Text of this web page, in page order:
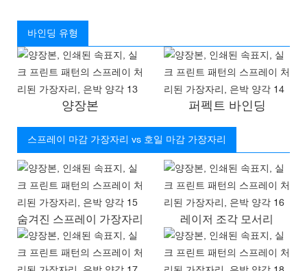
바인딩 유형
양장본 퍼펙트 바인딩
스프레이 마감 가장자리 vs 호일 마감 가장자리
숨겨진 스프레이 가장자리 레이저 조각 모서리